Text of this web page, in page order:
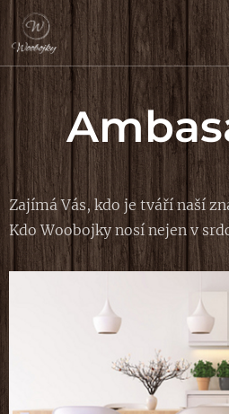
Zajímá Vás, kdo je tváří naší
Kdo Woobojky nosí nejen v